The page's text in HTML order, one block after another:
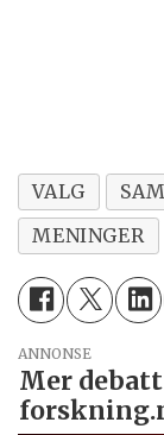
VALG
MENINGER
ANNONSE
Mer